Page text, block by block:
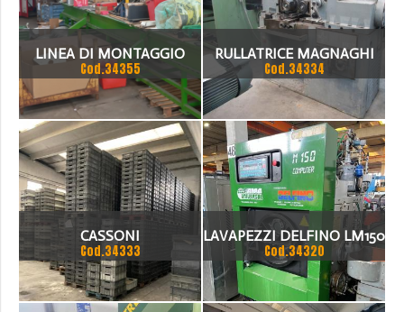
LINEA DI MONTAGGIO
Cod.34355
RULLATRICE MAGNAGHI
32TON MAX Ø 80 X 8 MM
Cod.34334
CASSONI
Cod.34333
LAVAPEZZI DELFINO LM150
Cod.34320